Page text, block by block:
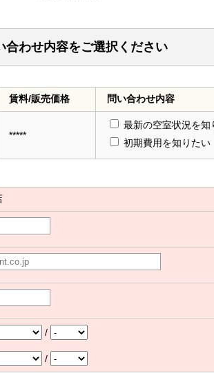
合わせ内容をご選択ください
賃料/販売価格 問い合わせ内容
*****
最新の空室状況を知
初期費用を知りたい
/
/